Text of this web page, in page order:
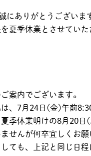
にありがとうございま
夏季休業とさせていた
案内でございます。
、7月24日(金)午前
季休業明けの8月20日
せんが何卒宜しくお願
ても、上記と同じ日